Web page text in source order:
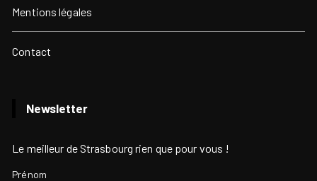
Mentions légales
Contact
Newsletter
Le meilleur de Strasbourg rien que pour vous !
Prénom